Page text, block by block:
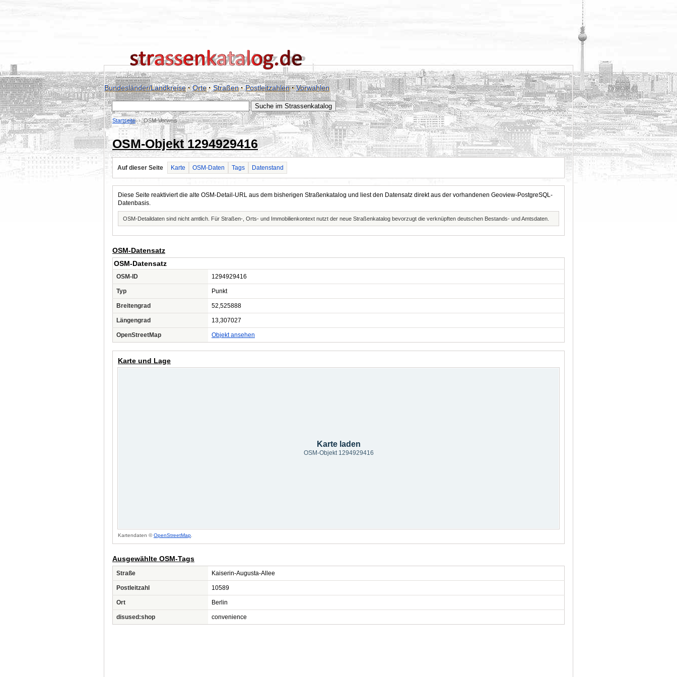
Bundesländer/Landkreise·Orte·Straßen·Postleitzahlen·Vorwahlen
Startseite OSM-Verweis
OSM-Objekt 1294929416
Auf dieser Seite Karte OSM-Daten Tags Datenstand
Diese Seite reaktiviert die alte OSM-Detail-URL aus dem bisherigen Straßenkatalog und liest den Datensatz direkt aus der vorhandenen Geoview-PostgreSQL-
Datenbasis.
OSM-Detaildaten sind nicht amtlich. Für Straßen-, Orts- und Immobilienkontext nutzt der neue Straßenkatalog bevorzugt die verknüpften deutschen Bestands- und Amtsdaten.
OSM-Datensatz
OSM-Datensatz
OSM-ID 1294929416
Typ Punkt
Breitengrad 52,525888
Längengrad 13,307027
OpenStreetMap Objekt ansehen
Karte und Lage
Karte laden
OSM-Objekt 1294929416
Kartendaten ©OpenStreetMap
Ausgewählte OSM-Tags
Straße Kaiserin-Augusta-Allee
Postleitzahl 10589
Ort Berlin
disused:shop convenience